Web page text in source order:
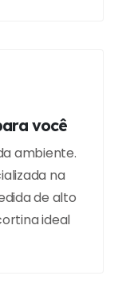
você
ambiente.
na
de alto
ideal